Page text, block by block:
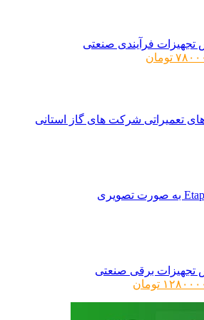
فرآیندی صنعتی
تومانقیمت
تعمیراتی شرکت های گاز استانی
برقی صنعتی
تومانقیمت